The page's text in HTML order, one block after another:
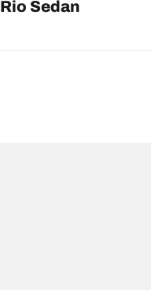
Rio Sedan